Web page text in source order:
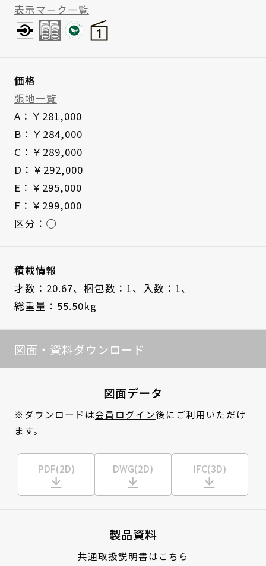
表示マーク一覧
価格
張地一覧
A：￥281,000
B：￥284,000
C：￥289,000
D：￥292,000
E：￥295,000
F：￥299,000
区分：◯
積載情報
才数：20.67、 梱包数：1、 入数：1、
総重量：55.50kg
図面・資料ダウンロード
図面データ
※ダウンロードは会員ログイン後にご利用いただけ
ます。
PDF(2D) DWG(2D) IFC(3D)
製品資料
共通取扱説明書はこちら